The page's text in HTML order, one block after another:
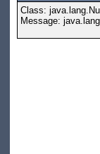
Class:
Message: